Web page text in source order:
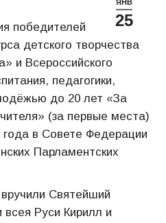
ЯНВ
25
победителей
детского творчества
и Всероссийского
педагогики,
до 20 лет «За
(за первые места)
в Совете Федерации
Парламентских
Святейший
всея Руси Кирилл и